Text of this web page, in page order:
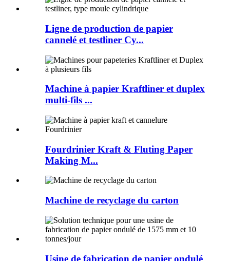
Ligne de production de papier
cannelé et testliner Cy...
Machine à papier Kraftliner et duplex
multi-fils ...
Fourdrinier Kraft & Fluting Paper
Making M...
Machine de recyclage du carton
Usine de fabrication de papier ondulé